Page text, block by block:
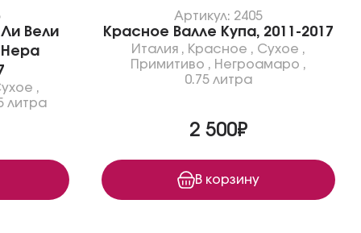
Вели
,
литра
Артикул: 2405
Красное Валле Купа, 2011-2017
Италия , Красное , Сухое ,
Примитиво , Негроамаро ,
0.75 литра
2 500₽
В корзину